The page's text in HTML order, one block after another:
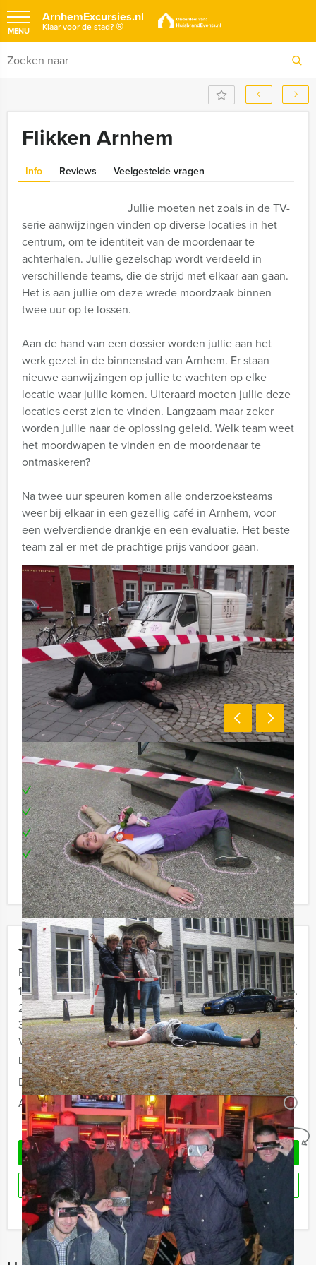
ArnhemExcursies.nl
Klaar voor de stad?®
MENU
Jouw uitje
Prijs :
12 - 19 personen
€ 29,50 p.p.
20 - 29 personen
€ 27,50 p.p.
30 - 39 personen
€ 24,50 p.p.
Vanaf 40 personen
€ 22,50 p.p.
De prijzen zijn exclusief BTW
Duur:
2 uur en 30 minuten
Aantal:
Minimaal 12 personen i
Geheel vrijblijvend
OFFERTE AANVRAGEN
RESERVEREN
Ik heb een vraag over dit uitje
Flikken Arnhem
Info Reviews Veelgestelde vragen
Jullie moeten net zoals in de TV-
serie aanwijzingen vinden op diverse locaties in het
centrum, om te identiteit van de moordenaar te
achterhalen. Jullie gezelschap wordt verdeeld in
verschillende teams, die de strijd met elkaar aan gaan.
Het is aan jullie om deze wrede moordzaak binnen
twee uur op te lossen.
Aan de hand van een dossier worden jullie aan het
werk gezet in de binnenstad van Arnhem. Er staan
nieuwe aanwijzingen op jullie te wachten op elke
locatie waar jullie komen. Uiteraard moeten jullie deze
locaties eerst zien te vinden. Langzaam maar zeker
worden jullie naar de oplossing geleid. Welk team weet
het moordwapen te vinden en de moordenaar te
ontmaskeren?
Na twee uur speuren komen alle onderzoeksteams
weer bij elkaar in een gezellig café in Arnhem, voor
een welverdiende drankje en een evaluatie. Het beste
team zal er met de prachtige prijs vandoor gaan.
Inclusief:
Enthousiaste begeleiding
Een lekkere drankje voor onderweg
Een welverdiende drankje na afloop
Te boeken op de door jullie gewenste dag en
tijdstip